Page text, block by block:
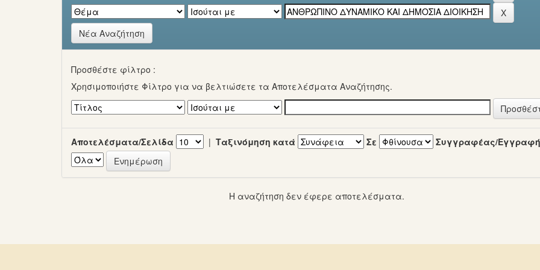
Νέα Αναζήτηση
Προσθέστε φίλτρο :
Χρησιμοποιήστε Φίλτρο για να βελτιώσετε τα Αποτελέσματα Αναζήτησης.
Αποτελέσματα/Σελίδα | Ταξινόμηση κατά Σε Συγγραφέας/Εγγραφή
Η αναζήτηση δεν έφερε αποτελέσματα.